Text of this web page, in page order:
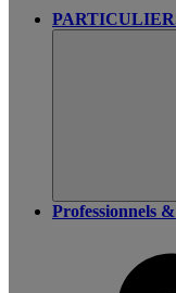
Professionnels